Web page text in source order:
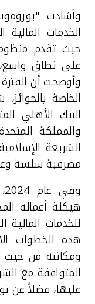
تركيا
مصر
المملكة
مملكة البحرين
وأشادت
الخدمات
حيث تقدم
على نطاق واسع،
وأوضحت أن
الخاصة
البنك الأهلي
والمملكة
الشريعة
مصرفية سلسة
هيكلة أعماله
للخدمات
هذه الخطوات
ومكانته من حيث
المتوافقة مع
عليها، فضلاً عن